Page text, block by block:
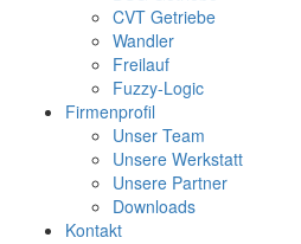
CVT Getriebe
Wandler
Freilauf
Fuzzy-Logic
Firmenprofil
Unser Team
Unsere Werkstatt
Unsere Partner
Downloads
Kontakt